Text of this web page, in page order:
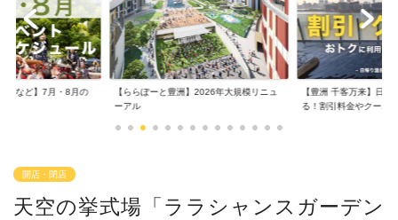
場など】7月・8月の
【ららぽーと豊洲】2026年大規模リニュ
ーアル
【豊洲 千客万来】日帰
る！割引料金やクーポ...
開店・閉店
天空の挙式場「ララシャンスガーデン